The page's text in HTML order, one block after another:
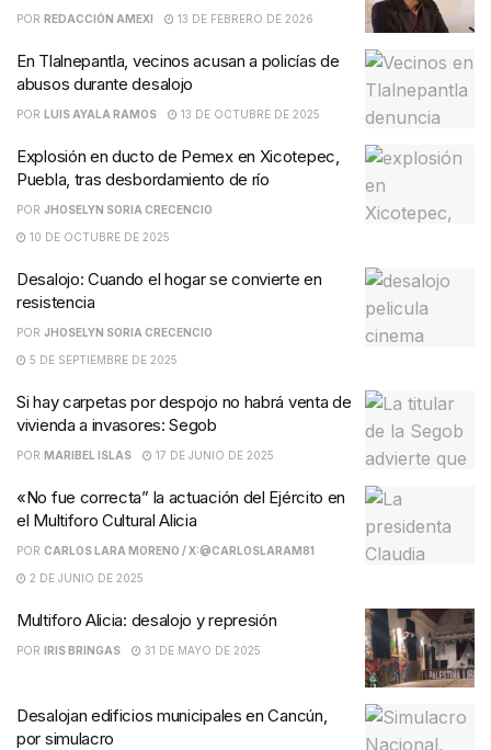
POR REDACCIÓN AMEXI 13 DE FEBRERO DE 2026
En Tlalnepantla, vecinos acusan a policías de
abusos durante desalojo
POR LUIS AYALA RAMOS 13 DE OCTUBRE DE 2025
Explosión en ducto de Pemex en Xicotepec,
Puebla, tras desbordamiento de río
POR JHOSELYN SORIA CRECENCIO
10 DE OCTUBRE DE 2025
Desalojo: Cuando el hogar se convierte en
resistencia
POR JHOSELYN SORIA CRECENCIO
5 DE SEPTIEMBRE DE 2025
Si hay carpetas por despojo no habrá venta de
vivienda a invasores: Segob
POR MARIBEL ISLAS 17 DE JUNIO DE 2025
«No fue correcta” la actuación del Ejército en
el Multiforo Cultural Alicia
POR CARLOS LARA MORENO / X:@CARLOSLARAM81
2 DE JUNIO DE 2025
Multiforo Alicia: desalojo y represión
POR IRIS BRINGAS 31 DE MAYO DE 2025
Desalojan edificios municipales en Cancún,
por simulacro